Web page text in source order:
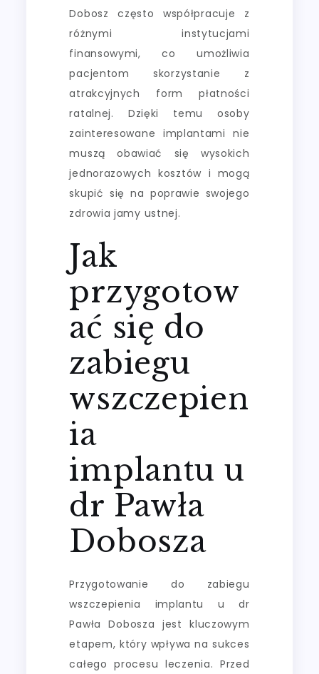
Dobosz często współpracuje z
różnymi instytucjami
finansowymi, co umożliwia
pacjentom skorzystanie z
atrakcyjnych form płatności
ratalnej. Dzięki temu osoby
zainteresowane implantami nie
muszą obawiać się wysokich
jednorazowych kosztów i mogą
skupić się na poprawie swojego
zdrowia jamy ustnej.
Jak
przygotow
ać się do
zabiegu
wszczepien
ia
implantu u
dr Pawła
Dobosza
Przygotowanie do zabiegu
wszczepienia implantu u dr
Pawła Dobosza jest kluczowym
etapem, który wpływa na sukces
całego procesu leczenia. Przed